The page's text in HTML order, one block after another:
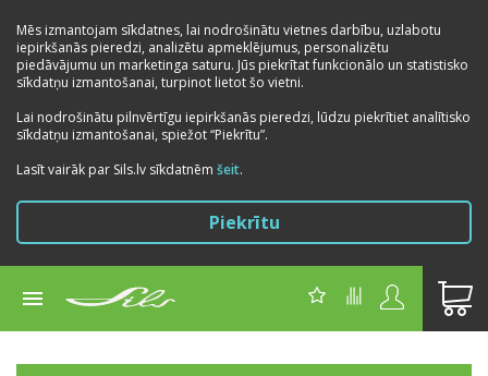
Mēs izmantojam sīkdatnes, lai nodrošinātu vietnes darbību, uzlabotu
iepirkšanās pieredzi, analizētu apmeklējumus, personalizētu
piedāvājumu un marketinga saturu. Jūs piekrītat funkcionālo un statistisko
sīkdatņu izmantošanai, turpinot lietot šo vietni.
Lai nodrošinātu pilnvērtīgu iepirkšanās pieredzi, lūdzu piekrītiet analītisko
sīkdatņu izmantošanai, spiežot “Piekrītu”.
Lasīt vairāk par Sils.lv sīkdatnēm šeit.
Piekrītu